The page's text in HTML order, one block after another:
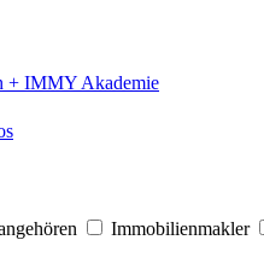
+ IMMY Akademie
Immobilienmakler